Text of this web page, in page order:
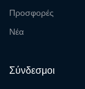
Προσφορές
Νέα
Σύνδεσμοι